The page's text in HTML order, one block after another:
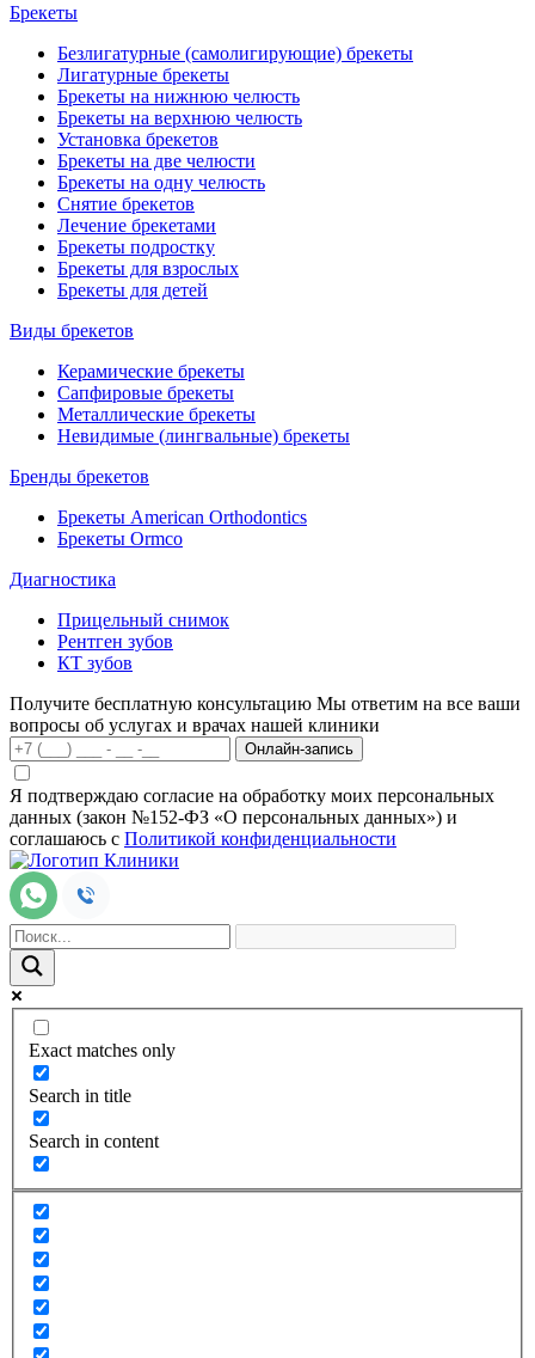
Брекеты
Безлигатурные (самолигирующие) брекеты
Лигатурные брекеты
Брекеты на нижнюю челюсть
Брекеты на верхнюю челюсть
Установка брекетов
Брекеты на две челюсти
Брекеты на одну челюсть
Снятие брекетов
Лечение брекетами
Брекеты подростку
Брекеты для взрослых
Брекеты для детей
Виды брекетов
Керамические брекеты
Сапфировые брекеты
Металлические брекеты
Невидимые (лингвальные) брекеты
Бренды брекетов
Брекеты American Orthodontics
Брекеты Ormco
Диагностика
Прицельный снимок
Рентген зубов
КТ зубов
Получите бесплатную консультацию Мы ответим на все ваши
вопросы об услугах и врачах нашей клиники
Онлайн-запись
Я подтверждаю согласие на обработку моих персональных
данных (закон №152-ФЗ «О персональных данных») и
соглашаюсь с Политикой конфиденциальности
Exact matches only
Search in title
Search in content